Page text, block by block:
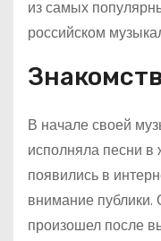
из самых
российском
В начале своей
исполняла песни
появились в
внимание
произошел после